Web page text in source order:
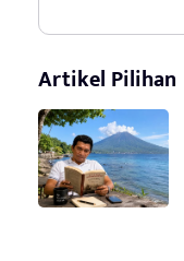
Artikel Pilihan